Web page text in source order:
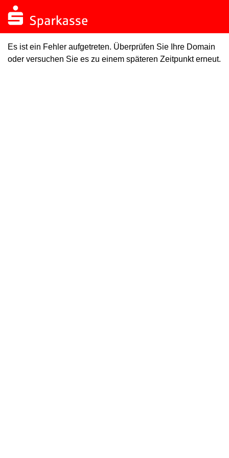
Es ist ein Fehler aufgetreten. Überprüfen Sie Ihre Domain
oder versuchen Sie es zu einem späteren Zeitpunkt erneut.